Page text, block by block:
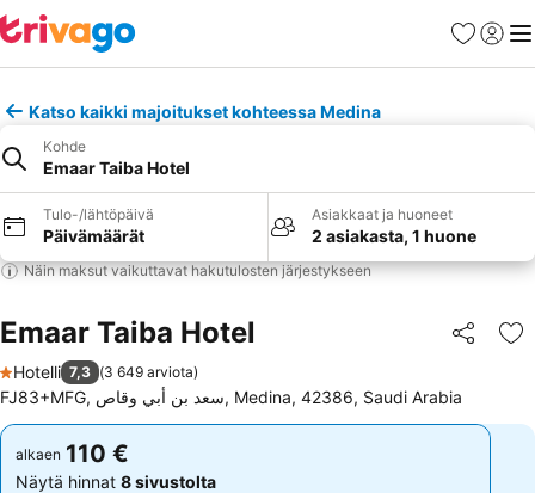
Suosikit
Katso kaikki majoitukset kohteessa Medina
Kohde
Emaar Taiba Hotel
Tulo-/lähtöpäivä
Päivämäärät
Asiakkaat ja huoneet
2 asiakasta, 1 huone
Näin maksut vaikuttavat hakutulosten järjestykseen
Emaar Taiba Hotel Jaa
1 Tähtiluokitus
Hotelli 7,3 (3 649 arviota)
FJ83+MFG, سعد بن أبي وقاص, Medina, 42386, Saudi Arabia
alkaen 110 €
Näytä hinnat 8 sivustolta
alkaen 110 €
Näytä hinnat 8 sivustolta